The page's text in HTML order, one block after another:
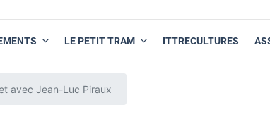
LE PETIT TRAM ITTRECULTURES
avec Jean-Luc Piraux